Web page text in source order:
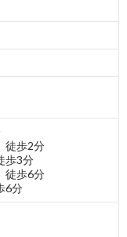
徒歩2分
歩3分
徒歩6分
6分